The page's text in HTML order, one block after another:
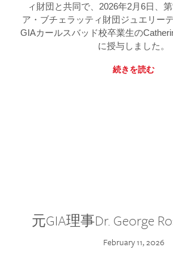
ィ財団と共同で、2026年2月6日、
ア・ブチェラッティ財団ジュエリー
GIAカールスバッド校卒業生の
に授与しました。
続きを読む
元GIA理事Dr. George
February 11, 2026